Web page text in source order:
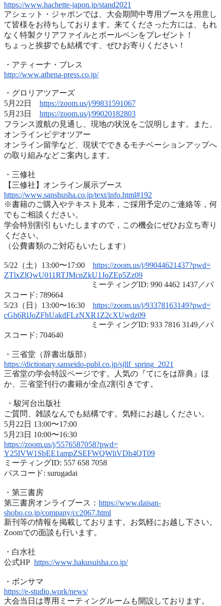
https://www.hachette-japon.jp/stand2021
アシェット・ジャポンでは、 大会期間中専用ブースを用意し
て皆様をお待ちしております。 来てくださった方には、
もれ
なく特製クリアファイルとボールペンをプレゼント！
ちょっと挨拶でも結構です、ぜひお寄りください！
・アティーナ・プレス
http://www.athena-press.co.jp/
・グロリアツアーズ
5月22日 https://zoom.us/j/99831591067
5月23日 https://zoom.us/j/99020182803
フランス渡航の見通し、現地の状況をご説明します。また、
オンラインビデオツアー
オンライン留学など、 現状でできるモチベーションアップへ
の取り組みなどご案内します。
・三修社
【三修社】オンライン展示ブース
https://www.sanshusha.co.jp/text/info.html#192
※書籍のご購入やテキスト見本，ご採用予定のご連絡等， 何
でもご相談ください。
学会特別割引もいたしますので， この機会にぜひお立ち寄り
ください。
（公費書類のご対応もいたします）
5/22（土）13:00〜17:00 https://zoom.us/j/99044621437?pwd=
ZTlxZlQwU011RTJMcnZkU1JoZEp5Zz09
ミーティングID: 990 4462 1437／パ
スコード: 789664
5/23（日）13:00〜16:30 https://zoom.us/j/93378163149?pwd=
cGh6RlJoZFhUakdFLzNXR1Z2cXUwdz09
ミーティングID: 933 7816 3149／パ
スコード: 704640
・三省堂（辞書出版部）
https://dictionary.sanseido-publ.co.jp/sjllf_spring_2021
三省堂の学会特設ページです。人気の『てにをは辞典』ほ
か、 三省堂刊行の書籍が全点2割引きです。
・駿河台出版社
ご質問、雑談なんでも結構です。気軽にお越しください。
5月22日 13:00〜17:00
5月23日 10:00〜16:30
https://zoom.us/j/5576587058?pwd=
Y25IVW1SbEE1ampZSEFWQWliVDh4QT09
ミーティングID: 557 658 7058
パスコード: surugadai
・第三書房
第三書房オンライブース： https://www.daisan-
shobo.co.jp/company/cc2067.html
新刊等の情報を掲載しております。お気軽にお越し下さい。
Zoomでの面談も行います。
・白水社
公式HP https://www.hakusuisha.co.jp/
・ボンサマ
https://e-studio.work/news/
大会当日は専用ミーティングルームも開設しております。